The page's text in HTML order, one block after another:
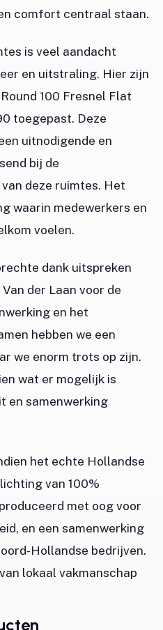
comfort centraal staan.
is veel aandacht
en uitstraling. Hier zijn
100 Fresnel Flat
toegepast. Deze
uitnodigende en
bij de
deze ruimtes. Het
waarin medewerkers en
voelen.
dank uitspreken
der Laan voor de
en het
hebben we een
we enorm trots op zijn.
wat er mogelijk is
en samenwerking
het echte Hollandse
van 100%
met oog voor
en een samenwerking
Hollandse bedrijven.
lokaal vakmanschap